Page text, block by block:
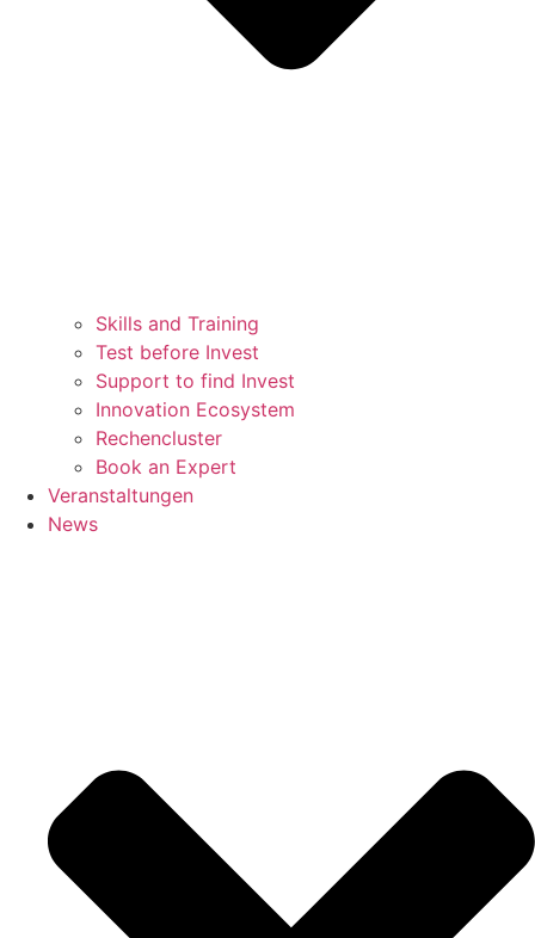
Skills and Training
Test before Invest
Support to find Invest
Innovation Ecosystem
Rechencluster​
Book an Expert
Veranstaltungen
News